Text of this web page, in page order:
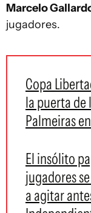
Marcelo
jugadores.
Copa
la puerta de
Palmeiras
El insólito
jugadores
a agitar